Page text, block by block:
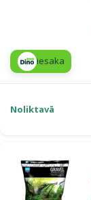
iesaka
Noliktavā